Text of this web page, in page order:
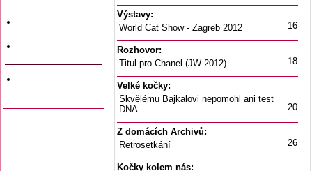
Výstavy:
World Cat Show - Zagreb 2012
16
Rozhovor:
Titul pro Chanel (JW 2012)
18
Velké kočky:
Skvělému Bajkalovi nepomohl ani test
DNA
20
Z domácích Archivů:
Retrosetkání
26
Kočky kolem nás: